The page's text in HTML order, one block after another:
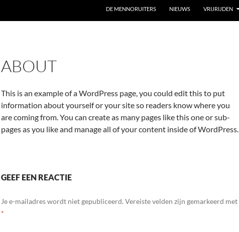
DE MENNORUITERS NIEUWS VRIJRIJDEN
ABOUT
This is an example of a WordPress page, you could edit this to put
information about yourself or your site so readers know where you
are coming from. You can create as many pages like this one or sub-
pages as you like and manage all of your content inside of WordPress.
GEEF EEN REACTIE
Je e-mailadres wordt niet gepubliceerd. Vereiste velden zijn gemarkeerd met
*